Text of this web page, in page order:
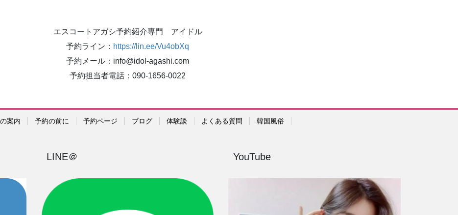
エスコートアガシ予約紹介専門 アイドル
予約ライン： https://lin.ee/Vu4obXq
予約メール：info@idol-agashi.com
予約担当者電話：090-1656-0022
案内 予約の前に 予約ページ ブログ 体験談 よくある質問 韓国風俗
LINE＠ YouTube